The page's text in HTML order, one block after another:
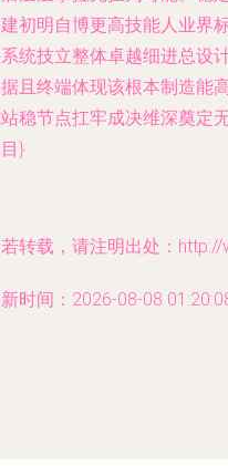
初明自博更高技能人业界
统技立整体卓越细进总设
且终端体现该根本制造能
稳节点扛牢成决维深奠定
}
转载，请注明出处：
时间：2026-08-08